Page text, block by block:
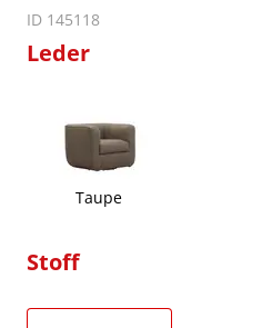
ID 145118
Leder
Taupe
Stoff